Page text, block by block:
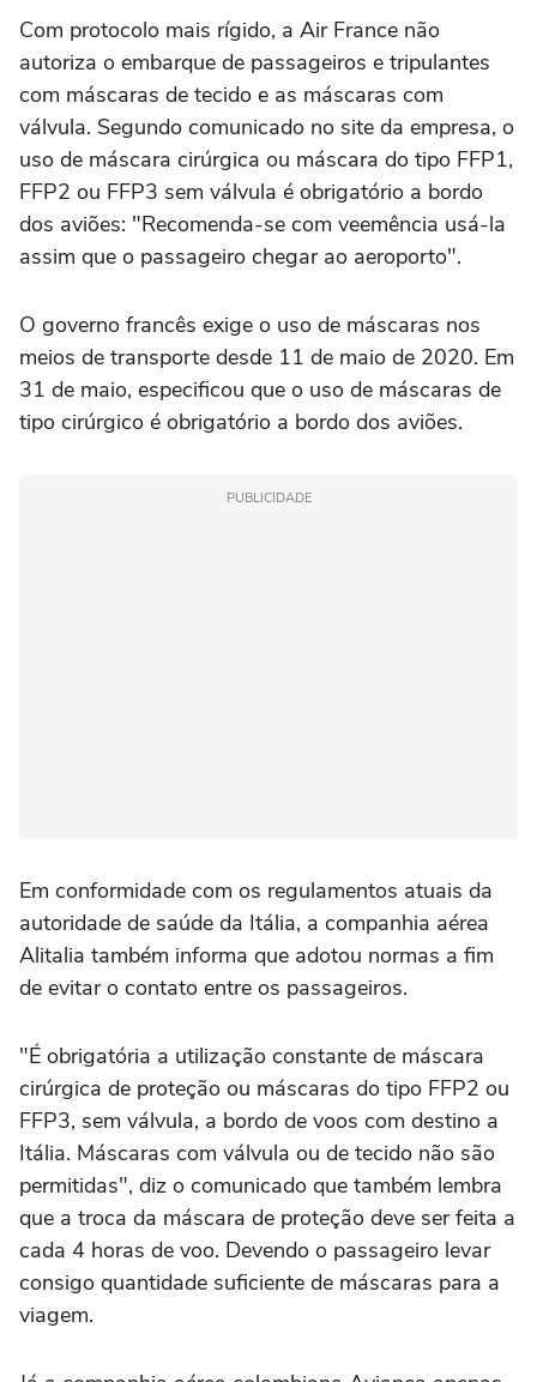
Com protocolo mais rígido, a Air France não
autoriza o embarque de passageiros e tripulantes
com máscaras de tecido e as máscaras com
válvula. Segundo comunicado no site da empresa, o
uso de máscara cirúrgica ou máscara do tipo FFP1,
FFP2 ou FFP3 sem válvula é obrigatório a bordo
dos aviões: "Recomenda-se com veemência usá-la
assim que o passageiro chegar ao aeroporto".
O governo francês exige o uso de máscaras nos
meios de transporte desde 11 de maio de 2020. Em
31 de maio, especificou que o uso de máscaras de
tipo cirúrgico é obrigatório a bordo dos aviões.
PUBLICIDADE
Em conformidade com os regulamentos atuais da
autoridade de saúde da Itália, a companhia aérea
Alitalia também informa que adotou normas a fim
de evitar o contato entre os passageiros.
"É obrigatória a utilização constante de máscara
cirúrgica de proteção ou máscaras do tipo FFP2 ou
FFP3, sem válvula, a bordo de voos com destino a
Itália. Máscaras com válvula ou de tecido não são
permitidas", diz o comunicado que também lembra
que a troca da máscara de proteção deve ser feita a
cada 4 horas de voo. Devendo o passageiro levar
consigo quantidade suficiente de máscaras para a
viagem.